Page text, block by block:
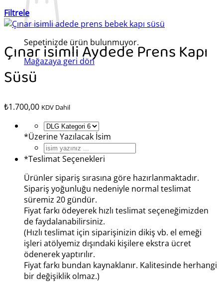
Sepetinizde ürün bulunmuyor.
Mağazaya geri dön
Filtrele
Çınar isimli Aydede Prens Kapı
Süsü
₺1.700,00 KDV Dahil
*Üzerine Yazılacak İsim
*Teslimat Seçenekleri
Ürünler sipariş sırasına göre hazırlanmaktadır.
Sipariş yoğunluğu nedeniyle normal teslimat
süremiz 20 gündür.
Fiyat farkı ödeyerek hızlı teslimat seçeneğimizden
de faydalanabilirsiniz.
(Hızlı teslimat için siparişinizin dikiş vb. el emeği
işleri atölyemiz dışındaki kişilere ekstra ücret
ödenerek yaptırılır.
Fiyat farkı bundan kaynaklanır. Kalitesinde herhangi
bir değişiklik olmaz.)